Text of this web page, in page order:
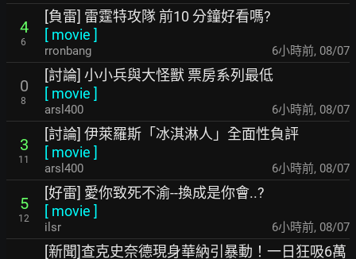
4
6
[負雷] 雷霆特攻隊 前10 分鐘好看嗎?
[ movie ]
rronbang 6小時前, 08/07
0
8
[討論] 小小兵與大怪獸 票房系列最低
[ movie ]
arsl400 6小時前, 08/07
3
11
[討論] 伊萊羅斯「冰淇淋人」全面性負評
[ movie ]
arsl400 6小時前, 08/07
5
12
[好雷] 愛你致死不渝--換成是你會..?
[ movie ]
ilsr 6小時前, 08/07
[新聞]查克史奈德現身華納引暴動！一日狂吸6萬